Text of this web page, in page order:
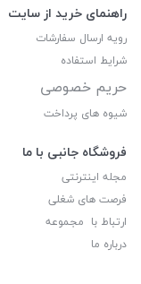
راهنمای خرید از سایت
رویه ارسال سفارشات
شرایط استفاده
حریم خصوصی
شیوه های پرداخت
فروشگاه جانبی با ما
مجله اینترنتی
فرصت های شغلی
ارتباط با مجموعه
درباره ما